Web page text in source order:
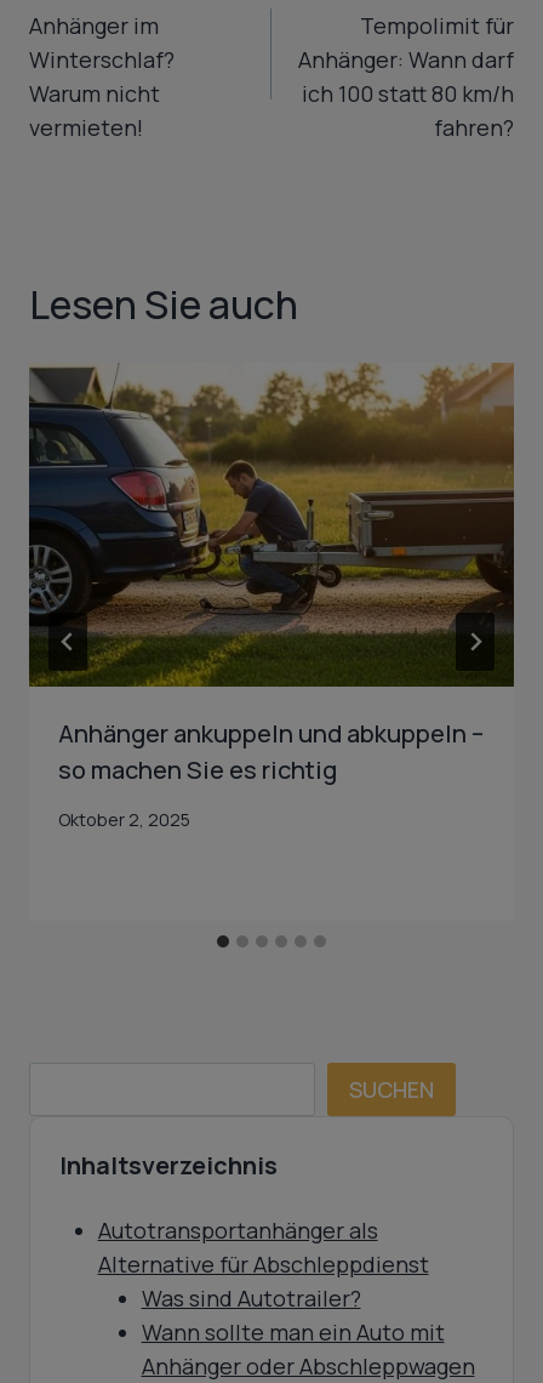
Anhänger im
Winterschlaf?
Warum nicht
vermieten!
Tempolimit für
Anhänger: Wann darf
ich 100 statt 80 km/h
fahren?
Lesen Sie auch
Anhänger ankuppeln und abkuppeln –
so machen Sie es richtig
Oktober 2, 2025
SUCHEN
Inhaltsverzeichnis
Autotransportanhänger als
Alternative für Abschleppdienst
Was sind Autotrailer?
Wann sollte man ein Auto mit
Anhänger oder Abschleppwagen